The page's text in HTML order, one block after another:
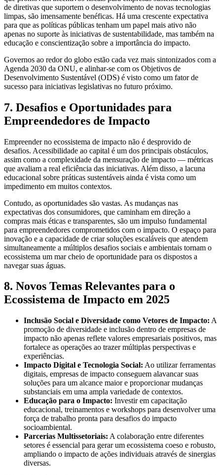
de diretivas que suportem o desenvolvimento de novas tecnologias
limpas, são imensamente benéficas. Há uma crescente expectativa
para que as políticas públicas tenham um papel mais ativo não
apenas no suporte às iniciativas de sustentabilidade, mas também na
educação e conscientização sobre a importância do impacto.
Governos ao redor do globo estão cada vez mais sintonizados com a
Agenda 2030 da ONU, e alinhar-se com os Objetivos de
Desenvolvimento Sustentável (ODS) é visto como um fator de
sucesso para iniciativas legislativas no futuro próximo.
7. Desafios e Oportunidades para
Empreendedores de Impacto
Empreender no ecossistema de impacto não é desprovido de
desafios. Acessibilidade ao capital é um dos principais obstáculos,
assim como a complexidade da mensuração de impacto — métricas
que avaliam a real eficiência das iniciativas. Além disso, a lacuna
educacional sobre práticas sustentáveis ainda é vista como um
impedimento em muitos contextos.
Contudo, as oportunidades são vastas. As mudanças nas
expectativas dos consumidores, que caminham em direção a
compras mais éticas e transparentes, são um impulso fundamental
para empreendedores comprometidos com o impacto. O espaço para
inovação e a capacidade de criar soluções escaláveis que atendem
simultaneamente a múltiplos desafios sociais e ambientais tornam o
ecossistema um mar cheio de oportunidade para os dispostos a
navegar suas águas.
8. Novos Temas Relevantes para o
Ecossistema de Impacto em 2025
Inclusão Social e Diversidade como Vetores de Impacto: A
promoção de diversidade e inclusão dentro de empresas de
impacto não apenas reflete valores empresariais positivos, mas
fortalece as operações ao trazer múltiplas perspectivas e
experiências.
Impacto Digital e Tecnologia Social: Ao utilizar ferramentas
digitais, empresas de impacto conseguem alavancar suas
soluções para um alcance maior e proporcionar mudanças
substanciais em uma ampla variedade de contextos.
Educação para o Impacto: Investir em capacitação
educacional, treinamentos e workshops para desenvolver uma
força de trabalho pronta para desafios do impacto
socioambiental.
Parcerias Multissetoriais: A colaboração entre diferentes
setores é essencial para gerar um ecossistema coeso e robusto,
ampliando o impacto de ações individuais através de sinergias
diversas.